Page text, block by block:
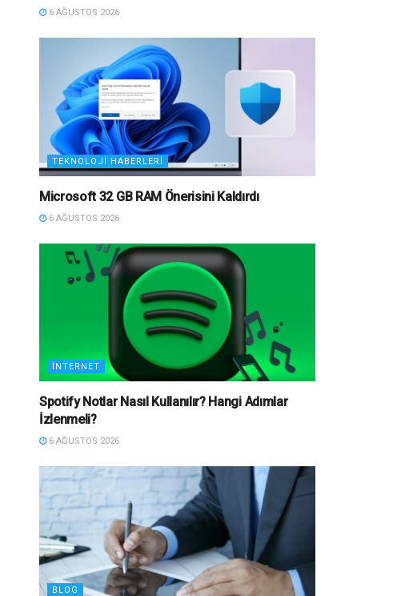
6 AĞUSTOS 2026
TEKNOLOJI HABERLERI
Microsoft 32 GB RAM Önerisini Kaldırdı
6 AĞUSTOS 2026
İNTERNET
Spotify Notlar Nasıl Kullanılır? Hangi Adımlar
İzlenmeli?
6 AĞUSTOS 2026
BLOG